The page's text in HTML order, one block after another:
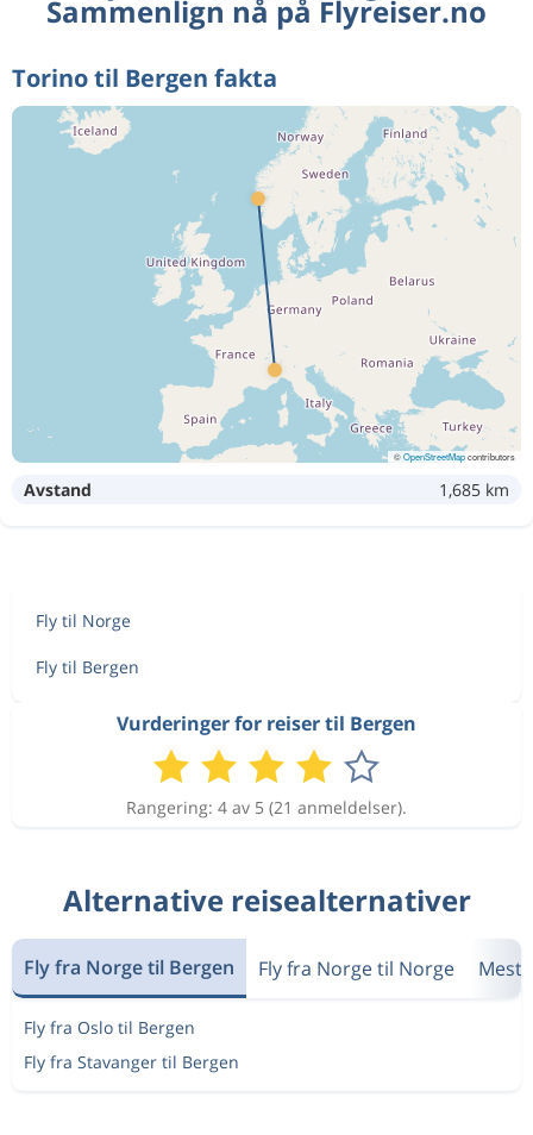
Sammenlign nå på Flyreiser.no
Torino til Bergen fakta
©OpenStreetMapcontributors
Avstand 1,685 km
Fly til Norge
Fly til Bergen
Vurderinger for reiser til Bergen
Rangering: 4 av 5 (21 anmeldelser).
Alternative reisealternativer
Fly fra Norge til Bergen Fly fra Norge til Norge Mest
Fly fra Oslo til Bergen
Fly fra Stavanger til Bergen